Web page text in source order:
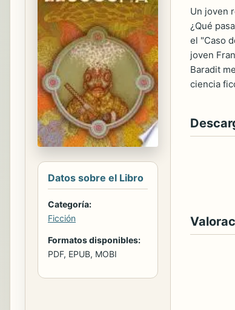
Datos sobre el Libro
Categoría:
Ficción
Formatos disponibles:
PDF, EPUB, MOBI
Un joven
¿Qué
el "Caso
joven
Baradit
ciencia